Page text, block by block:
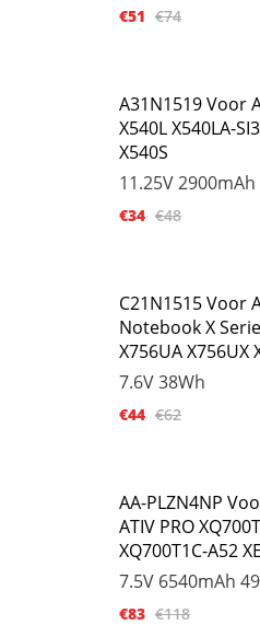
€51 €74
A31N1519 Voor
X540L X540LA-
X540S
11.25V2900mAh
€34 €48
C21N1515 Voor
Notebook X
X756UA X756UX
7.6V38Wh
€44 €62
AA-PLZN4NP
ATIV PRO
XQ700T1C-A52
7.5V 6540mAh
€83 €118